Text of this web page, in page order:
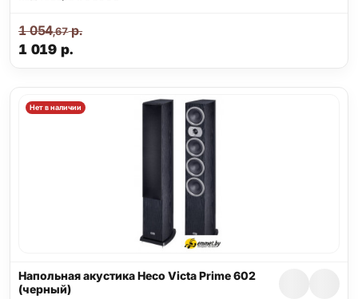
1 019 р.
1 054,67р.
Нет в наличии
Напольная акустика Heco Victa Prime 602
(черный)